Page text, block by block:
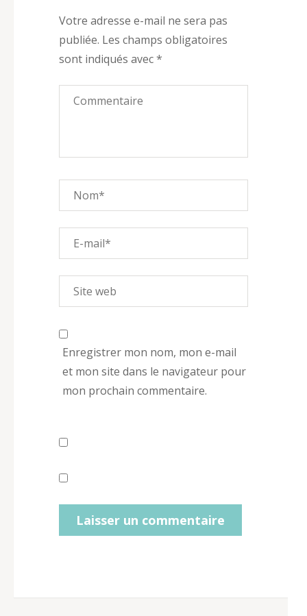
Votre adresse e-mail ne sera pas
publiée. Les champs obligatoires
sont indiqués avec*
Enregistrer mon nom, mon e-mail
et mon site dans le navigateur pour
mon prochain commentaire.